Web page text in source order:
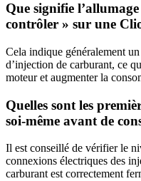
Que signifie
contrôler » sur une
Cela indique généralement
d’injection de carburant, ce
moteur et augmenter la
Quelles sont les
soi-même avant de
Il est conseillé de vérifier le
connexions électriques des
carburant est correctement